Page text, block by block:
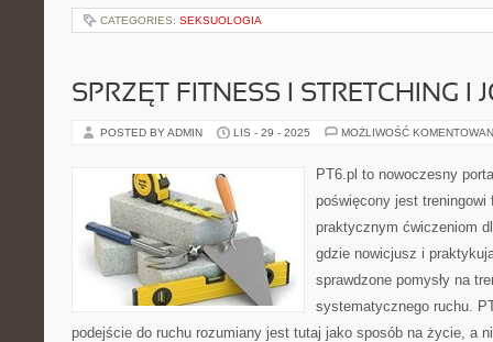
CATEGORIES: SEKSUOLOGIA
SPRZĘT FITNESS I STRETCHING I
POSTED BY ADMIN LIS - 29 - 2025 MOŻLIWOŚĆ
PT6.pl to nowoczesny
poświęcony jest treningowi
praktycznym ćwiczeniom
gdzie nowicjusz i
sprawdzone pomysły na
systematycznego ruchu.
podejście do ruchu rozumiany jest tutaj jako sposób na życie, a